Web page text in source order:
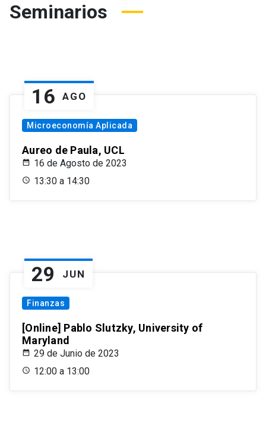
Seminarios
16 AGO
Microeconomía Aplicada
Aureo de Paula, UCL
16 de Agosto de 2023
13:30 a 14:30
29 JUN
Finanzas
[Online] Pablo Slutzky, University of
Maryland
29 de Junio de 2023
12:00 a 13:00